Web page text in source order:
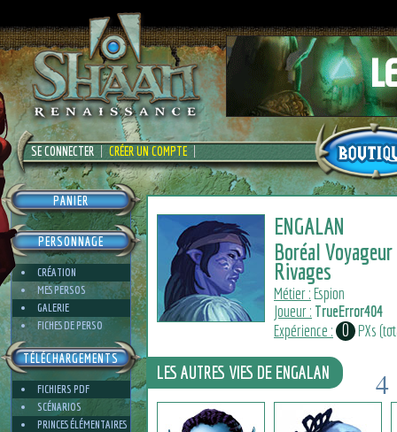
SE CONNECTER CRÉER UN COMPTE
PANIER
PERSONNAGE
CRÉATION
MES PERSOS
GALERIE
FICHES DE PERSO
TÉLÉCHARGEMENTS
FICHIERS PDF
SCÉNARIOS
PRINCES ÉLÉMENTAIRES
ENGALAN
Boréal
Rivages
Métier : Espion
Joueur : TrueError404
Expérience : 0 PXs
3
4
LES AUTRES VIES DE ENGALAN